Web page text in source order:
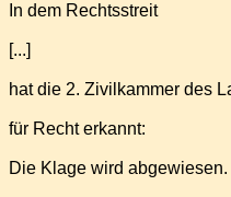
In dem Rechtsstreit
[...]
hat die 2. Zivilkammer des
für Recht erkannt:
Die Klage wird abgewiesen.